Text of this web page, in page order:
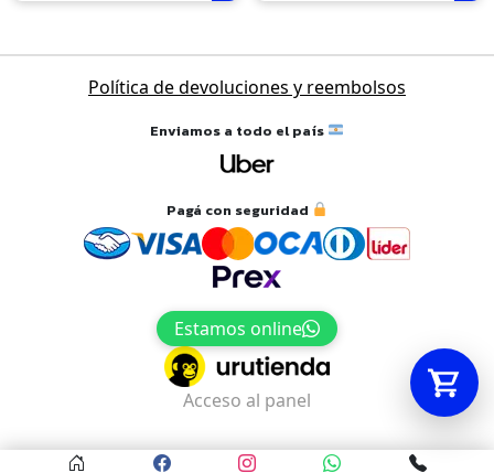
NavegaciónPolítica de devoluciones y reembolsos
Enviamos a todo el país
Pagá con seguridad
Estamos online
Acceso al panel
Tu carrito está vacío.
Agregá un producto y aparecerá acá
automáticamente.